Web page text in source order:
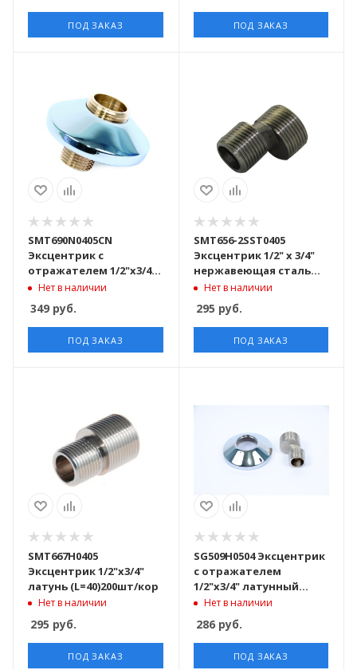
ПОД ЗАКАЗ ПОД ЗАКАЗ
SMT690N0405CN
Эксцентрик с
отражателем 1/2"х3/4"
никель 200шт/кор
Нет в наличии
349 руб.
ПОД ЗАКАЗ
SMT656-2SST0405
Эксцентрик 1/2" х 3/4"
нержавеющая сталь
марки AISI 304 250 шт/
Нет в наличии
295 руб.
ПОД ЗАКАЗ
SMT667H0405
Эксцентрик 1/2"х3/4"
латунь (L=40)200шт/кор
Нет в наличии
295 руб.
ПОД ЗАКАЗ
SG509H0504 Эксцентрик
с отражателем
1/2"х3/4" латунный
-хромированный
120компл/кор
Нет в наличии
286руб.
ПОД ЗАКАЗ